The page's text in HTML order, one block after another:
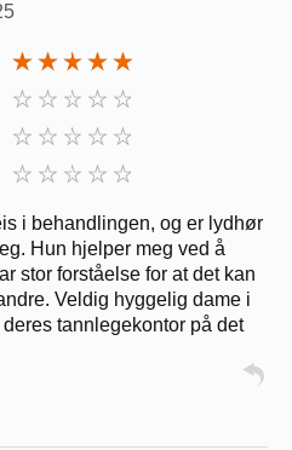
i behandlingen, og er lydhør
Hun hjelper meg ved å
stor forståelse for at det kan
Veldig hyggelig dame i
tannlegekontor på det